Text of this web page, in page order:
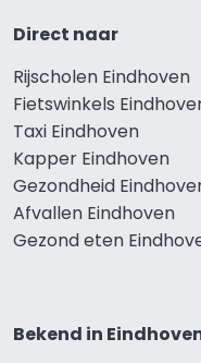
Direct naar
Rijscholen Eindhoven
Fietswinkels
Taxi Eindhoven
Kapper Eindhoven
Gezondheid
Afvallen Eindhoven
Gezond eten
Bekend in